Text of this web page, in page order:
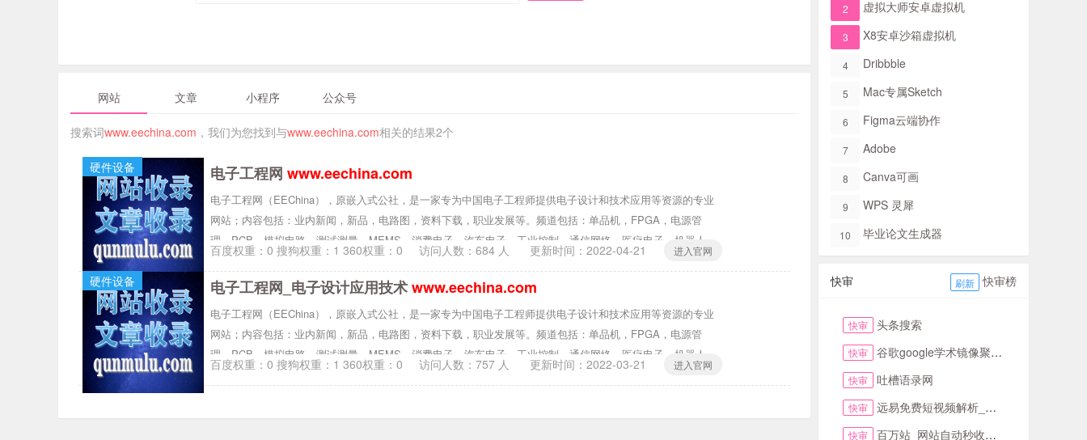
网站 文章 小程序 公众号
搜索词www.eechina.com ，我们为您找到与www.eechina.com相关的结果2个
硬件设备 电子工程网 www.eechina.com
电子工程网（EEChina），原嵌入式公社，是一家专为中国电子工程师提供电子设计和技术应用等资源的专业
网站；内容包括：业内新闻，新品，电路图，资料下载，职业发展等。频道包括：单品机，FPGA，电源管
理，PCB，模拟电路，测试测量，MEMS，消费电子，汽车电子，工业控制，通信网络，医疗电子，机器人
等。
百度权重：0 搜狗权重：1 360权重：0 访问人数： 684 人 更新时间： 2022-04-21 进入官网
硬件设备 电子工程网_电子设计应用技术www.eechina.com
电子工程网（EEChina），原嵌入式公社，是一家专为中国电子工程师提供电子设计和技术应用等资源的专业
网站；内容包括：业内新闻，新品，电路图，资料下载，职业发展等。频道包括：单品机，FPGA，电源管
理，PCB，模拟电路，测试测量，MEMS，消费电子，汽车电子，工业控制，通信网络，医疗电子，机器人
等。
百度权重：0 搜狗权重：1 360权重：0 访问人数： 757 人 更新时间： 2022-03-21 进入官网
2 虚拟大师安卓虚拟机
3 X8安卓沙箱虚拟机
4 Dribbble
5 Mac专属Sketch​
6 Figma​云端协作
7 Adobe
8 Canva可画
9 WPS 灵犀
10 毕业论文生成器
快审 刷新 快审榜
快审 头条搜索
快审 谷歌google学术镜像聚合搜索全搜网
快审 吐槽语录网
快审 远易免费短视频解析_抖音皮皮虾微视快手去水印
快审 百万站_网站自动秒收录与提交入口首页